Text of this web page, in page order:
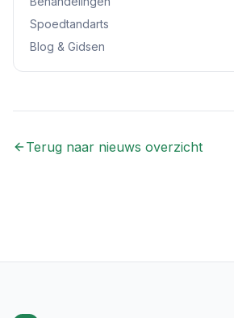
Spoedtandarts
Blog & Gidsen
Terug naar nieuws overzicht